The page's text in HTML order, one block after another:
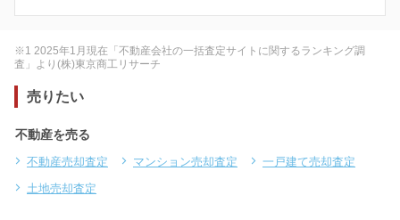
※1 2025年1月現在「不動産会社の一括査定サイトに関するランキング調
査」より(株)東京商工リサーチ
売りたい
不動産を売る
不動産売却査定 マンション売却査定
一戸建て売却査定
土地売却査定